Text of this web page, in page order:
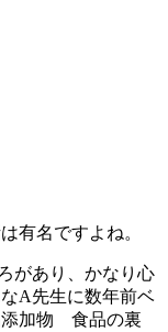
有名ですよね。
があり、かなり心
A先生に数年前ベ
添加物 食品の裏